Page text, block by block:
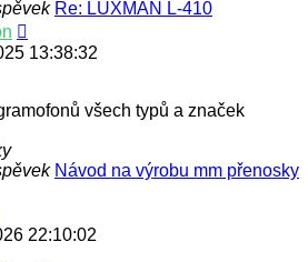
Re: LUXMAN L-410
poslední
13:38:32
všech typů a značek
Návod na výrobu mm přenosky
22:10:02